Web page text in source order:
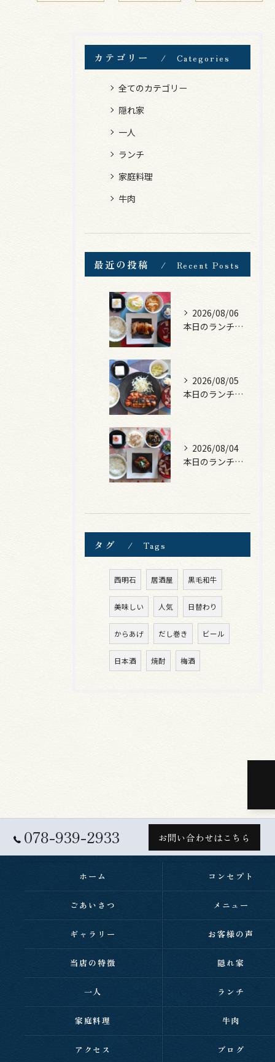
カテゴリー Categories
全てのカテゴリー
隠れ家
一人
ランチ
家庭料理
牛肉
最近の投稿 Recent Posts
2026/08/06
本日のランチは、照焼きチキン！
2026/08/05
本日のランチは、ロース豚カツ梅はさみ！
2026/08/04
本日のランチは、煮込みハンバーグ！
タグ Tags
西明石 居酒屋 黒毛和牛
美味しい 人気 日替わり
からあげ だし巻き ビール
日本酒 焼酎 梅酒
078-939-2933 お問い合わせはこちら
ホーム コンセプト
ごあいさつ メニュー
ギャラリー お客様の声
当店の特徴 隠れ家
一人 ランチ
家庭料理 牛肉
アクセス ブログ